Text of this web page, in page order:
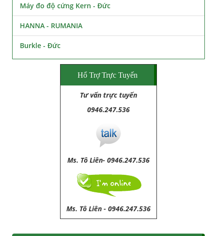
Máy đo độ cứng Kern - Đức
HANNA - RUMANIA
Burkle - Đức
Hổ Trợ Trực Tuyến
Tư vấn trực tuyến
0946.247.536
Ms. Tô Liên- 0946.247.536
Ms. Tô Liên - 0946.247.536